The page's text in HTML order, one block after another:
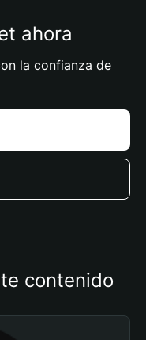
ahora
la confianza de
contenido